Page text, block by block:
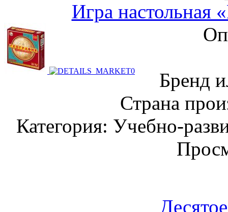
Игра настольная
Бренд
Страна
Категория: Учебно-